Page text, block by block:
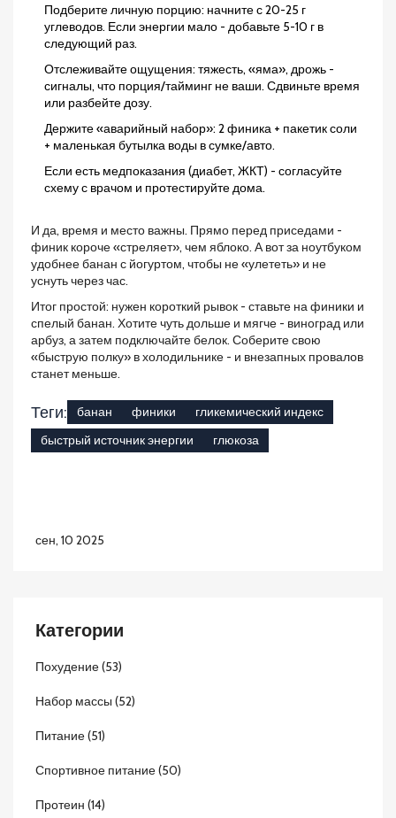
Подберите личную порцию: начните с 20-25 г
углеводов. Если энергии мало - добавьте 5-10 г в
следующий раз.
Отслеживайте ощущения: тяжесть, «яма», дрожь -
сигналы, что порция/тайминг не ваши. Сдвиньте время
или разбейте дозу.
Держите «аварийный набор»: 2 финика + пакетик соли
+ маленькая бутылка воды в сумке/авто.
Если есть медпоказания (диабет, ЖКТ) - согласуйте
схему с врачом и протестируйте дома.
И да, время и место важны. Прямо перед приседами -
финик короче «стреляет», чем яблоко. А вот за ноутбуком
удобнее банан с йогуртом, чтобы не «улететь» и не
уснуть через час.
Итог простой: нужен короткий рывок - ставьте на финики и
спелый банан. Хотите чуть дольше и мягче - виноград или
арбуз, а затем подключайте белок. Соберите свою
«быструю полку» в холодильнике - и внезапных провалов
станет меньше.
Теги: банан финики
гликемический индекс
быстрый источник энергии
глюкоза
сен, 10 2025
Категории
Похудение(53)
Набор массы (52)
Питание(51)
Спортивное питание(50)
Протеин (14)